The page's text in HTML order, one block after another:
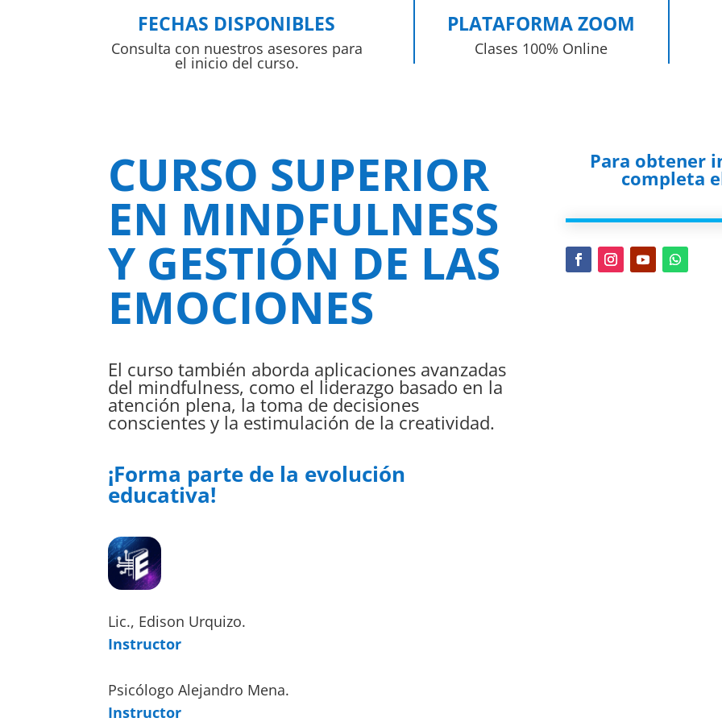
FECHAS DISPONIBLES
Consulta con nuestros asesores para
el inicio del curso.
PLATAFORMA ZOOM
Clases 100% Online
CURSO SUPERIOR
EN MINDFULNESS
Y GESTIÓN DE LAS
EMOCIONES
El curso también aborda aplicaciones avanzadas
del mindfulness, como el liderazgo basado en la
atención plena, la toma de decisiones
conscientes y la estimulación de la creatividad.
¡Forma parte de la evolución
educativa!
Lic., Edison Urquizo.
Instructor
Psicólogo Alejandro Mena.
Instructor
Para obtener
completa